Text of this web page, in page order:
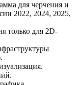
для черчения и
2022, 2024, 2025,
только для 2D-